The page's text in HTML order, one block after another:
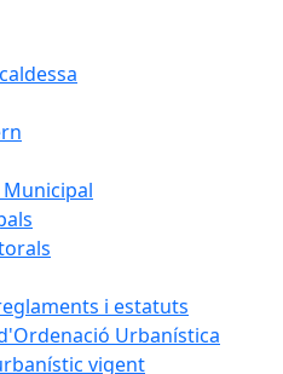
Municipal
i estatuts
Urbanística
vigent